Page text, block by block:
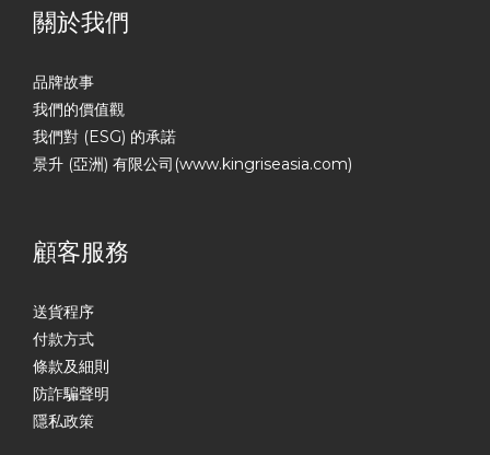
關於我們
品牌故事
我們的價值觀
我們對 (ESG) 的承諾
景升 (亞洲) 有限公司(www.kingriseasia.com)
顧客服務
送貨程序
付款方式
條款及細則
防詐騙聲明
隱私政策